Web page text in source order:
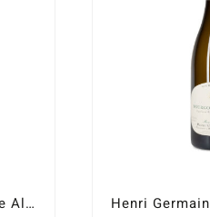
Henri Germain Bourgogne Aligoté 2023